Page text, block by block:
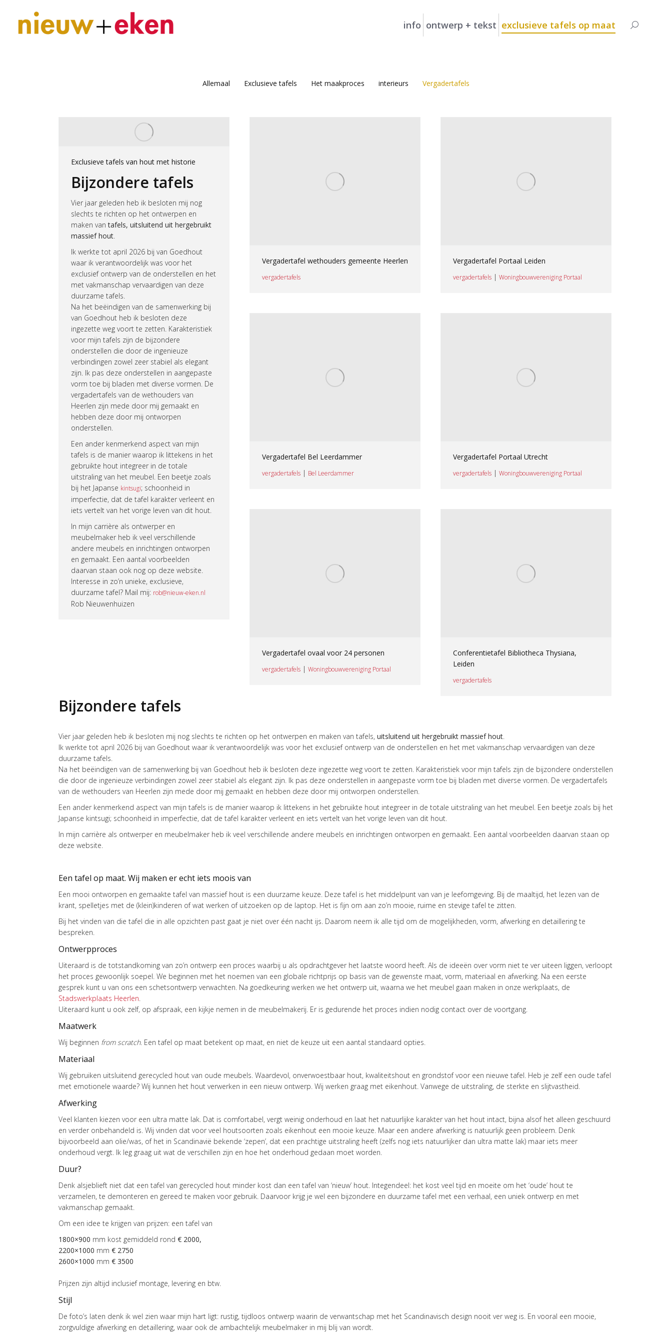
info ontwerp + tekst exclusieve tafels op maat Search:
Allemaal Exclusieve tafels Het maakproces interieurs Vergadertafels
Exclusieve tafels van hout met historie
Bijzondere tafels
Vier jaar geleden heb ik besloten mij nog
slechts te richten op het ontwerpen en
maken vantafels, uitsluitend uit hergebruikt
massief hout
Ik werkte tot april 2026 bij van Goedhout
waar ik verantwoordelijk was voor het
exclusief ontwerp van de onderstellen en het
met vakmanschap vervaardigen van deze
duurzame tafels.
Na het beëindigen van de samenwerking bij
van Goedhout heb ik besloten deze
ingezette weg voort te zetten. Karakteristiek
voor mijn tafels zijn de bijzondere
onderstellen die door de ingenieuze
verbindingen zowel zeer stabiel als elegant
zijn. Ik pas deze onderstellen in aangepaste
vorm toe bij bladen met diverse vormen. De
vergadertafels van de wethouders van
Heerlen zijn mede door mij gemaakt en
hebben deze door mij ontworpen
onderstellen.
Een ander kenmerkend aspect van mijn
tafels is de manier waarop ik littekens in het
gebruikte hout integreer in de totale
uitstraling van het meubel. Een beetje zoals
bij het Japanse kintsugi; schoonheid in
imperfectie, dat de tafel karakter verleent en
iets vertelt van het vorige leven van dit hout.
In mijn carrière als ontwerper en
meubelmaker heb ik veel verschillende
andere meubels en inrichtingen ontworpen
en gemaakt. Een aantal voorbeelden
daarvan staan ook nog op deze website.
Interesse in zo’n unieke, exclusieve,
duurzame tafel? Mail mij: rob@nieuw-eken.nl
Rob Nieuwenhuizen
Vergadertafel wethouders gemeente Heerlen
vergadertafels
Vergadertafel Portaal Leiden
vergadertafels |Woningbouwvereniging Portaal
Vergadertafel Bel Leerdammer
vergadertafels | Bel Leerdammer
Vergadertafel Portaal Utrecht
vergadertafels |Woningbouwvereniging Portaal
Vergadertafel ovaal voor 24 personen
vergadertafels |Woningbouwvereniging Portaal
Conferentietafel Bibliotheca Thysiana,
Leiden
vergadertafels
Bijzondere tafels
Vier jaar geleden heb ik besloten mij nog slechts te richten op het ontwerpen en maken van tafels,uitsluitend uit hergebruikt massief hout.
Ik werkte tot april 2026 bij van Goedhout waar ik verantwoordelijk was voor het exclusief ontwerp van de onderstellen en het met vakmanschap vervaardigen van deze
duurzame tafels.
Na het beëindigen van de samenwerking bij van Goedhout heb ik besloten deze ingezette weg voort te zetten. Karakteristiek voor mijn tafels zijn de bijzondere onderstellen
die door de ingenieuze verbindingen zowel zeer stabiel als elegant zijn. Ik pas deze onderstellen in aangepaste vorm toe bij bladen met diverse vormen. De vergadertafels
van de wethouders van Heerlen zijn mede door mij gemaakt en hebben deze door mij ontworpen onderstellen.
Een ander kenmerkend aspect van mijn tafels is de manier waarop ik littekens in het gebruikte hout integreer in de totale uitstraling van het meubel. Een beetje zoals bij het
Japanse kintsugi; schoonheid in imperfectie, dat de tafel karakter verleent en iets vertelt van het vorige leven van dit hout.
In mijn carrière als ontwerper en meubelmaker heb ik veel verschillende andere meubels en inrichtingen ontworpen en gemaakt. Een aantal voorbeelden daarvan staan op
deze website.
Een tafel op maat. Wij maken er echt iets moois van
Een mooi ontworpen en gemaakte tafel van massief hout is een duurzame keuze. Deze tafel is het middelpunt van van je leefomgeving. Bij de maaltijd, het lezen van de
krant, spelletjes met de (klein)kinderen of wat werken of uitzoeken op de laptop. Het is fijn om aan zo’n mooie, ruime en stevige tafel te zitten.
Bij het vinden van die tafel die in alle opzichten past gaat je niet over één nacht ijs. Daarom neem ik alle tijd om de mogelijkheden, vorm, afwerking en detaillering te
bespreken.
Ontwerpproces
Uiteraard is de totstandkoming van zo’n ontwerp een proces waarbij u als opdrachtgever het laatste woord heeft. Als de ideeën over vorm niet te ver uiteen liggen, verloopt
het proces gewoonlijk soepel. We beginnen met het noemen van een globale richtprijs op basis van de gewenste maat, vorm, materiaal en afwerking. Na een eerste
gesprek kunt u van ons een schetsontwerp verwachten. Na goedkeuring werken we het ontwerp uit, waarna we het meubel gaan maken in onze werkplaats, de
Stadswerkplaats Heerlen.
Uiteraard kunt u ook zelf, op afspraak, een kijkje nemen in de meubelmakerij. Er is gedurende het proces indien nodig contact over de voortgang.
Maatwerk
Wij beginnen from scratch. Een tafel op maat betekent op maat, en niet de keuze uit een aantal standaard opties.
Materiaal
Wij gebruiken uitsluitend gerecycled hout van oude meubels. Waardevol, onverwoestbaar hout, kwaliteitshout en grondstof voor een nieuwe tafel. Heb je zelf een oude tafel
met emotionele waarde? Wij kunnen het hout verwerken in een nieuw ontwerp. Wij werken graag met eikenhout. Vanwege de uitstraling, de sterkte en slijtvastheid.
Afwerking
Veel klanten kiezen voor een ultra matte lak. Dat is comfortabel, vergt weinig onderhoud en laat het natuurlijke karakter van het hout intact, bijna alsof het alleen geschuurd
en verder onbehandeld is. Wij vinden dat voor veel houtsoorten zoals eikenhout een mooie keuze. Maar een andere afwerking is natuurlijk geen probleem. Denk
bijvoorbeeld aan olie/was, of het in Scandinavië bekende ‘zepen’, dat een prachtige uitstraling heeft (zelfs nog iets natuurlijker dan ultra matte lak) maar iets meer
onderhoud vergt. Ik leg graag uit wat de verschillen zijn en hoe het onderhoud gedaan moet worden.
Duur?
Denk alsjeblieft niet dat een tafel van gerecycled hout minder kost dan een tafel van ‘nieuw’ hout. Integendeel: het kost veel tijd en moeite om het ‘oude’ hout te
verzamelen, te demonteren en gereed te maken voor gebruik. Daarvoor krijg je wel een bijzondere en duurzame tafel met een verhaal, een uniek ontwerp en met
vakmanschap gemaakt.
Om een idee te krijgen van prijzen: een tafel van
1800×900 mm kost gemiddeld rond€ 2000,
2200×1000 mm€ 2750
2600×1000 mm€ 3500
Prijzen zijn altijd inclusief montage, levering en btw.
Stijl
De foto’s laten denk ik wel zien waar mijn hart ligt: rustig, tijdloos ontwerp waarin de verwantschap met het Scandinavisch design nooit ver weg is. En vooral een mooie,
zorgvuldige afwerking en detaillering, waar ook de ambachtelijk meubelmaker in mij blij van wordt.